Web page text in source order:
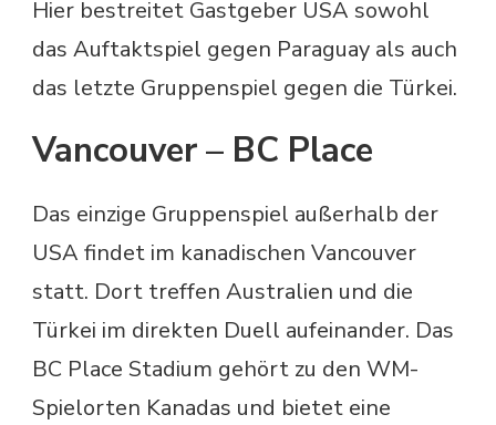
Hier bestreitet Gastgeber USA sowohl
das Auftaktspiel gegen Paraguay als auch
das letzte Gruppenspiel gegen die Türkei.
Vancouver – BC Place
Das einzige Gruppenspiel außerhalb der
USA findet im kanadischen Vancouver
statt. Dort treffen Australien und die
Türkei im direkten Duell aufeinander. Das
BC Place Stadium gehört zu den WM-
Spielorten Kanadas und bietet eine